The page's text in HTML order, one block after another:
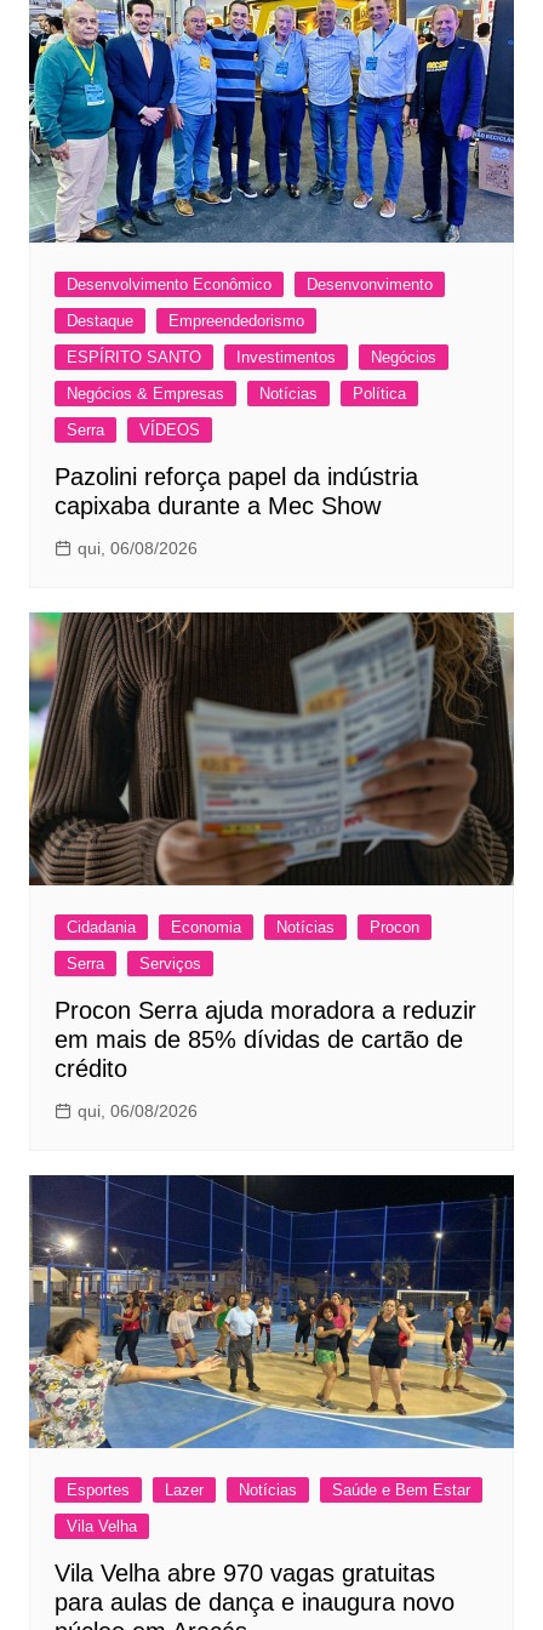
Desenvolvimento Econômico
Desenvonvimento
Destaque
Empreendedorismo
ESPÍRITO SANTO
Investimentos
Negócios
Negócios & Empresas
Notícias
Política
Serra
VÍDEOS
Pazolini reforça papel da indústria
capixaba durante a Mec Show
qui, 06/08/2026
Cidadania Economia Notícias
Procon
Serra
Serviços
Procon Serra ajuda moradora a reduzir
em mais de 85% dívidas de cartão de
crédito
qui, 06/08/2026
Esportes Lazer Notícias
Saúde e Bem Estar
Vila Velha
Vila Velha abre 970 vagas gratuitas
para aulas de dança e inaugura novo